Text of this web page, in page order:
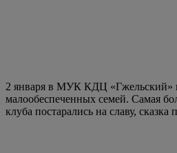
2 января в МУК КДЦ «Гжельский» в
малообеспеченных семей. Самая
клуба постарались на славу,